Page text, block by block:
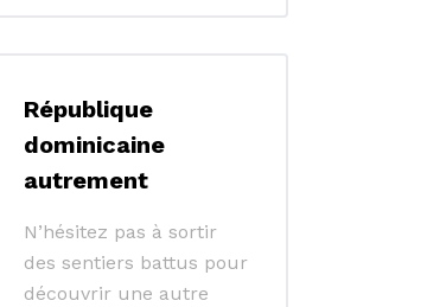
République
dominicaine
autrement
N’hésitez pas à sortir
des sentiers battus pour
découvrir une autre